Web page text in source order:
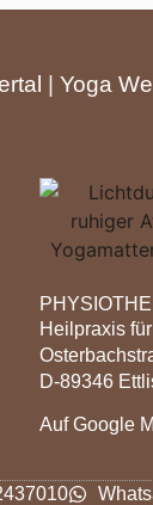
Yoga
Heilpraxis
D-89346
Auf Google